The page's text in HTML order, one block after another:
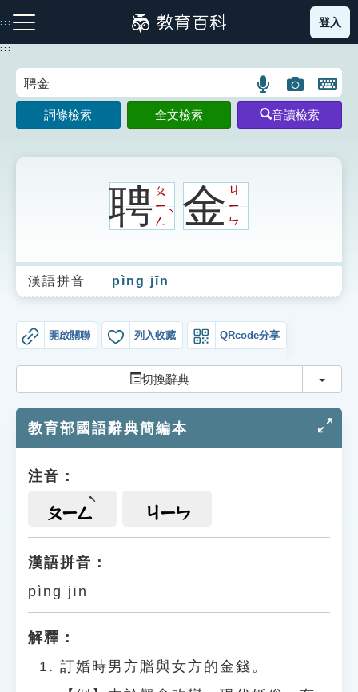
到
主
:::
注音索引圖示 筆畫索引圖示 部首索引表圖示
生字詞彙表
成語故事
索引選單
單字索引
遊戲專區
貓頭鷹博士
登入
:::
語
言
搜
圖
片
搜
開
鍵
圖
詞條檢索 全文檢索 音讀檢索
聘ㄆ
ㄧ
ㄥ
ˋ 金ㄐ
ㄧ
ㄣ
漢語拼音 pìng jīn
開啟關聯 列入收藏 QRcode分享
切換辭典 切換
教育部國語辭典簡編本
注音：
ㄆㄧㄥ ㄐㄧㄣ
漢語拼音：
pìng jīn
解釋：
訂婚時男方贈與女方的金錢。